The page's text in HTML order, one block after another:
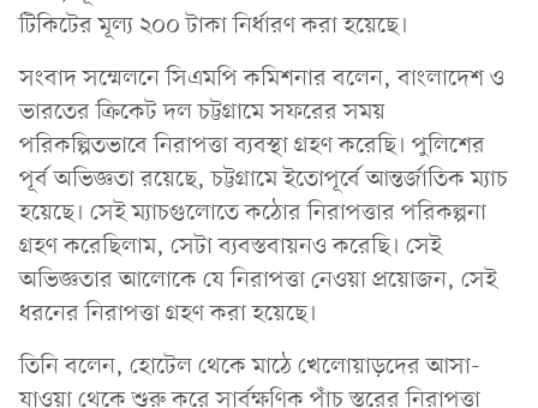
টিকিটের মূল্য ২০০ টাকা নির্ধারণ করা হয়েছে।
সংবাদ সম্মেলনে সিএমপি কমিশনার বলেন, বাংলাদেশ ও
ভারতের ক্রিকেট দল চট্টগ্রামে সফরের সময়
পরিকল্পিতভাবে নিরাপত্তা ব্যবস্থা গ্রহণ করেছি। পুলিশের
পূর্ব অভিজ্ঞতা রয়েছে, চট্টগ্রামে ইতোপূর্বে আন্তর্জাতিক ম্যাচ
হয়েছে। সেই ম্যাচগুলোতে কঠোর নিরাপত্তার পরিকল্পনা
গ্রহণ করেছিলাম, সেটা ব্যবস্তবায়নও করেছি। সেই
অভিজ্ঞতার আলোকে যে নিরাপত্তা নেওয়া প্রয়োজন, সেই
ধরনের নিরাপত্তা গ্রহণ করা হয়েছে।
তিনি বলেন, হোটেল থেকে মাঠে খেলোয়াড়দের আসা-
যাওয়া থেকে শুরু করে সার্বক্ষণিক পাঁচ স্তরের নিরাপত্তা